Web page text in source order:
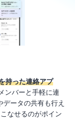
持った連絡アプ
ンバーと手軽に連
ータの共有も行え
なせるのがポイン